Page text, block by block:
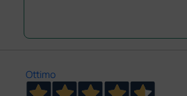
Ottimo